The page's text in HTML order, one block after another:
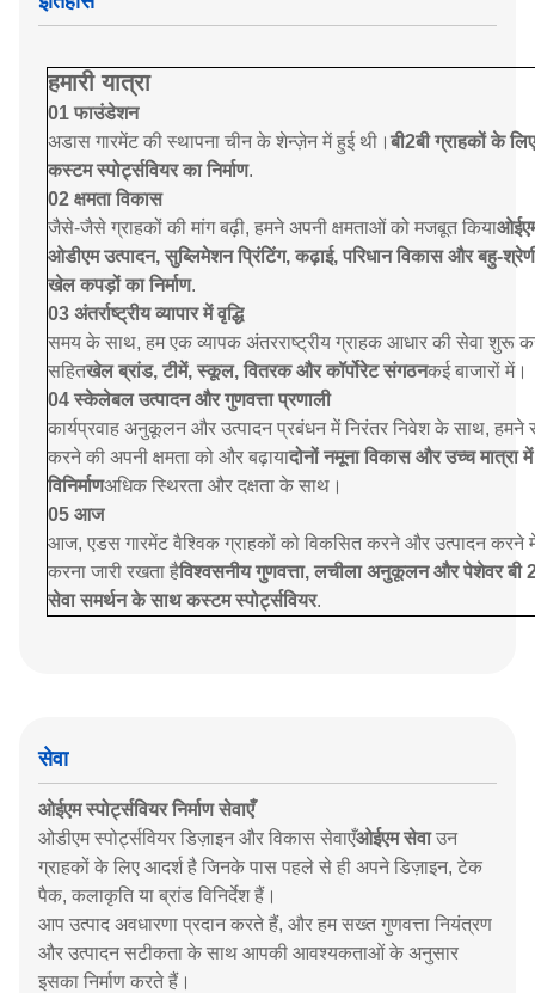
हमारी यात्रा
01 फाउंडेशन
अडास गारमेंट की स्थापना चीन के शेन्ज़ेन में हुई थी।बी2बी ग्राहकों के
कस्टम स्पोर्ट्सवियर का निर्माण.
02 क्षमता विकास
जैसे-जैसे ग्राहकों की मांग बढ़ी, हमने अपनी क्षमताओं को मजबूत किया
ओडीएम उत्पादन, सुब्लिमेशन प्रिंटिंग, कढ़ाई, परिधान विकास और बहु-
खेल कपड़ों का निर्माण.
03 अंतर्राष्ट्रीय व्यापार में वृद्धि
समय के साथ, हम एक व्यापक अंतरराष्ट्रीय ग्राहक आधार की सेवा शुरू
सहितखेल ब्रांड, टीमें, स्कूल, वितरक और कॉर्पोरेट संगठनकई बाजारों में।
04 स्केलेबल उत्पादन और गुणवत्ता प्रणाली
कार्यप्रवाह अनुकूलन और उत्पादन प्रबंधन में निरंतर निवेश के साथ, हमने
करने की अपनी क्षमता को और बढ़ायादोनों नमूना विकास और उच्च मात्रा
विनिर्माणअधिक स्थिरता और दक्षता के साथ।
05 आज
आज, एडस गारमेंट वैश्विक ग्राहकों को विकसित करने और उत्पादन करने
करना जारी रखता हैविश्वसनीय गुणवत्ता, लचीला अनुकूलन और पेशेवर बी
सेवा समर्थन के साथ कस्टम स्पोर्ट्सवियर.
सेवा
ओईएम स्पोर्ट्सवियर निर्माण सेवाएँ
ओडीएम स्पोर्ट्सवियर डिज़ाइन और विकास सेवाएँओईएम सेवाउन
ग्राहकों के लिए आदर्श है जिनके पास पहले से ही अपने डिज़ाइन, टेक
पैक, कलाकृति या ब्रांड विनिर्देश हैं।
आप उत्पाद अवधारणा प्रदान करते हैं, और हम सख्त गुणवत्ता नियंत्रण
और उत्पादन सटीकता के साथ आपकी आवश्यकताओं के अनुसार
इसका निर्माण करते हैं।